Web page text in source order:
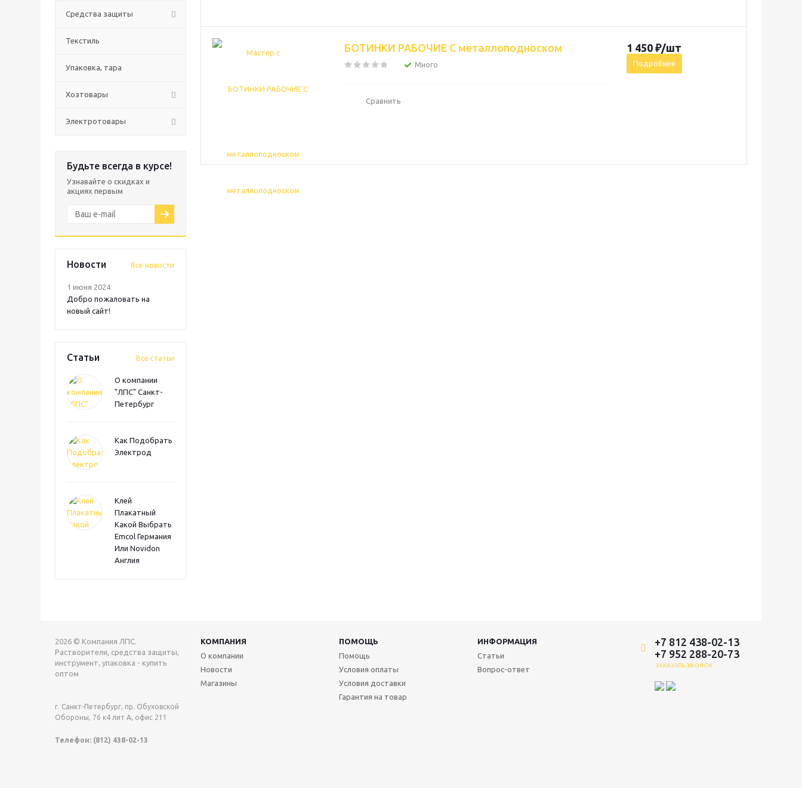
Средства защиты
Текстиль
Упаковка, тара
Хозтовары
Электротовары
Будьте всегда в курсе!
Узнавайте о скидках и
акциях первым
Новости Все новости
1 июня 2024
Добро пожаловать на
новый сайт!
Статьи Все статьи
О компании
"ЛПС" Санкт-
Петербург
Как Подобрать
Электрод
Клей
Плакатный
Какой Выбрать
Emcol Германия
Или Novidon
Англия
БОТИНКИ РАБОЧИЕ С металлоподноском
Много
Сравнить
1 450 ₽/шт
Подробнее
2026 © Компания ЛПС.
Растворители, средства защиты,
инструмент, упаковка - купить
оптом
г. Санкт-Петербург, пр. Обуховской
Обороны, 76 к4 лит А, офис 211
Телефон: (812) 438-02-13
КОМПАНИЯ ПОМОЩЬ
ИНФОРМАЦИЯ
О компании
Новости
Магазины
Помощь
Условия оплаты
Условия доставки
Гарантия на товар
Статьи
Вопрос-ответ
+7 812 438-02-13
+7 952 288-20-73
ЗАКАЗАТЬ ЗВОНОК